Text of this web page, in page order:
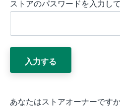
ストアのパスワードを入力し
入力する
あなたはストアオーナーです